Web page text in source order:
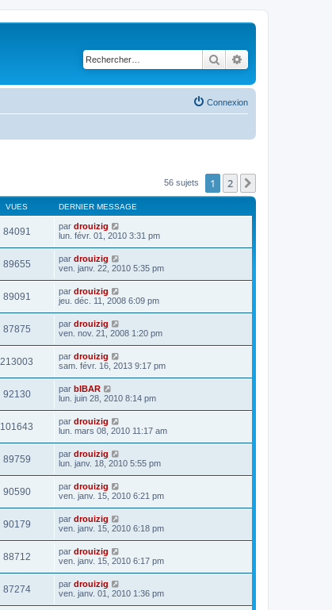
Rechercher
Connexion
56 sujets 1 2
VUES DERNIER MESSAGE
84091 par drouizig
lun. févr. 01, 2010 3:31 pm
89655 par drouizig
ven. janv. 22, 2010 5:35 pm
89091 par drouizig
jeu. déc. 11, 2008 6:09 pm
87875 par drouizig
ven. nov. 21, 2008 1:20 pm
213003 par drouizig
sam. févr. 16, 2013 9:17 pm
92130 par bIBAR
lun. juin 28, 2010 8:14 pm
101643 par drouizig
lun. mars 08, 2010 11:17 am
89759 par drouizig
lun. janv. 18, 2010 5:55 pm
90590 par drouizig
ven. janv. 15, 2010 6:21 pm
90179 par drouizig
ven. janv. 15, 2010 6:18 pm
88712 par drouizig
ven. janv. 15, 2010 6:17 pm
87274 par drouizig
ven. janv. 01, 2010 1:36 pm